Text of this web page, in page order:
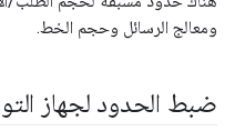
ومعالج الرسائل وحجم الخط.
ضبط الحدود لجهاز